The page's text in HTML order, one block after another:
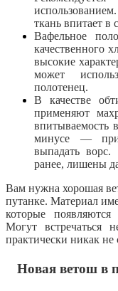
ткань впитает в
Вафельное
качественного
высокие
может
полотенец.
В качестве
применяют
впитываемость
минусе — при
выпадать
ранее, лишены
Вам нужна хорошая
путанке. Материал
которые
Могут встречаться
практически никак не
Новая ветош в